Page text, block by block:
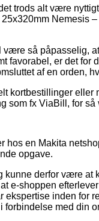
trods alt være
Nemesis
være så påpasselig,
favorabel, er det for
af en orden,
kortbestillinger eller
som fx ViaBill, for
hos en Makita
opgave.
kunne derfor være at
e-shoppen
ekspertise inden for
forbindelse med din